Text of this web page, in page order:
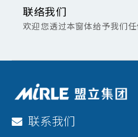
联络我们
欢迎您透过本窗体给予我们
联系我们